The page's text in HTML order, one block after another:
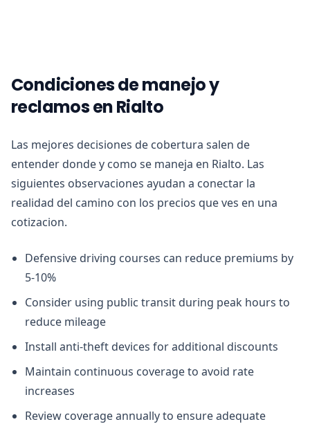
Condiciones de manejo y
reclamos en Rialto
Las mejores decisiones de cobertura salen de
entender donde y como se maneja en Rialto. Las
siguientes observaciones ayudan a conectar la
realidad del camino con los precios que ves en una
cotizacion.
Defensive driving courses can reduce premiums by
5-10%
Consider using public transit during peak hours to
reduce mileage
Install anti-theft devices for additional discounts
Maintain continuous coverage to avoid rate
increases
Review coverage annually to ensure adequate